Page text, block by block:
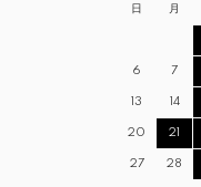
日 月
6 7
13 14
20 21
27 28